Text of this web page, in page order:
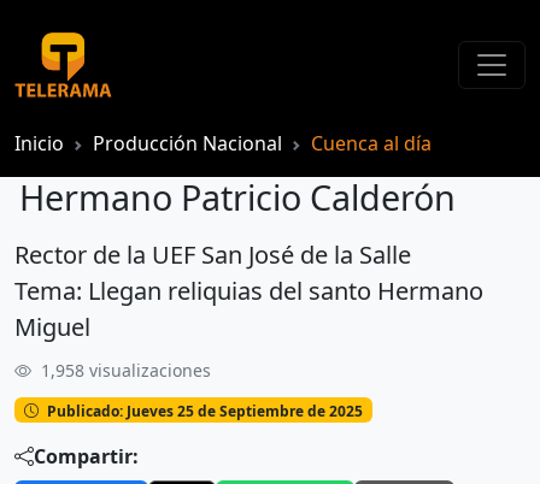
Inicio Producción Nacional Cuenca al día
Hermano Patricio Calderón
Hermano Patricio Calderón
Rector de la UEF San José de la Salle
Tema: Llegan reliquias del santo Hermano
Miguel
1,958 visualizaciones
Publicado: Jueves 25 de Septiembre de 2025
Compartir: